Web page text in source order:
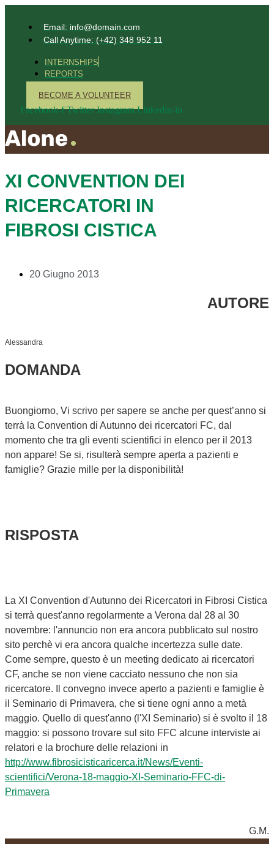
Email: info@domain.com
Call Anytime: (+42) 348 952 11
INTERNSHIPS
REPORTS
BECOME A VOLUNTEER
Facebook-f Twitter Instagram Linkedin-in
XI CONVENTION DEI
RICERCATORI IN
FIBROSI CISTICA
20 Giugno 2013
AUTORE
Alessandra
DOMANDA
Buongiorno, Vi scrivo per sapere se anche per quest’anno si
terrà la Convention di Autunno dei ricercatori FC, dal
momento che tra gli eventi scientifici in elenco per il 2013
non appare! Se si, risulterà sempre aperta a pazienti e
famiglie? Grazie mille per la disponibilità!
RISPOSTA
La XI Convention d'Autunno dei Ricercatori in Fibrosi Cistica
si terrà quest'anno regolarmente a Verona dal 28 al 30
novembre: l'annuncio non era ancora pubblicato sul nostro
sito perchè vi era ancora qualche incertezza sulle date.
Come sempre, questo è un meeting dedicato ai ricercatori
CF, anche se non viene cacciato nessuno che non sia
ricercatore. Il convegno invece aperto a pazienti e famiglie è
il Seminario di Primavera, che si tiene ogni anno a metà
maggio. Quello di quest'anno (l'XI Seminario) si è svolto il 18
maggio: si possono trovare sul sito FFC alcune interviste ai
relatori e la brochure delle relazioni in
http://www.fibrosicisticaricerca.it/News/Eventi-
scientifici/Verona-18-maggio-XI-Seminario-FFC-di-
Primavera
G.M.